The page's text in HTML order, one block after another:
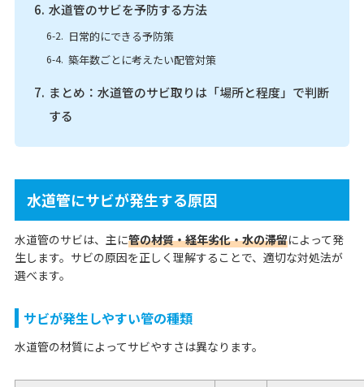
水道管のサビを予防する方法
日常的にできる予防策
築年数ごとに考えたい配管対策
まとめ：水道管のサビ取りは「場所と程度」で判断
する
水道管にサビが発生する原因
水道管のサビは、主に管の材質・経年劣化・水の滞留によって発
生します。サビの原因を正しく理解することで、適切な対処法が
選べます。
サビが発生しやすい管の種類
水道管の材質によってサビやすさは異なります。